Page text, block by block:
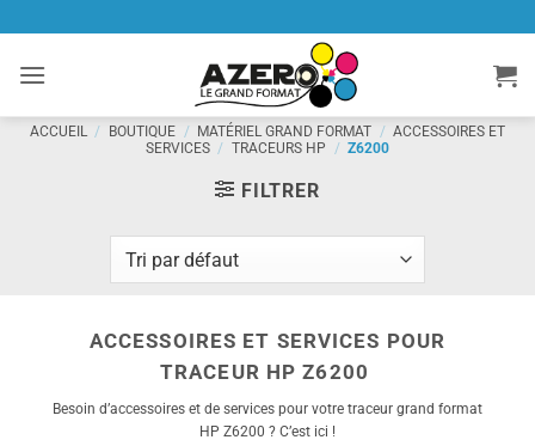
contenu
ACCUEIL / BOUTIQUE / MATÉRIEL GRAND FORMAT / ACCESSOIRES ET
SERVICES / TRACEURS HP / Z6200
FILTRER
ACCESSOIRES ET SERVICES POUR
TRACEUR HP Z6200
Besoin d’accessoires et de services pour votre traceur grand format
HP Z6200 ? C’est ici !